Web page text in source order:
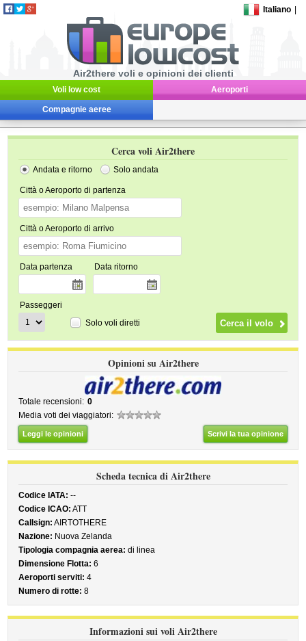
Italiano
Air2there voli e opinioni dei clienti
Voli low cost Aeroporti
Compagnie aeree
Cerca voli Air2there
Andata e ritorno Solo andata
Città o Aeroporto di partenza
Città o Aeroporto di arrivo
Data partenza Data ritorno
Passeggeri
Solo voli diretti
Opinioni su Air2there
Totale recensioni: 0
Media voti dei viaggiatori:
Leggi le opinioni Scrivi la tua opinione
Scheda tecnica di Air2there
Codice IATA: --
Codice ICAO: ATT
Callsign: AIRTOTHERE
Nazione: Nuova Zelanda
Tipologia compagnia aerea: di linea
Dimensione Flotta: 6
Aeroporti serviti: 4
Numero di rotte: 8
Informazioni sui voli Air2there